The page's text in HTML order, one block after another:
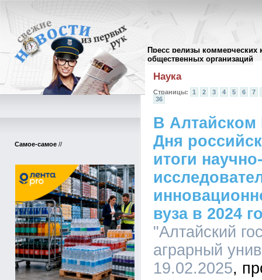
Пресс релизы коммерческих
общественных организаций
Самое-самое //
Архив пресс-релизов//
Наука
Страницы: 1 2 3 4 5 6
7
36
В Алтайском
Дня
итоги научно-
вуза в 2024
"Алтайский
аграрный
19.02.2025